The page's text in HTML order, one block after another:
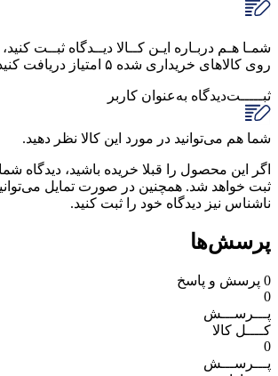
شمـا هـم دربـاره ایـن کــالا دیــدگاه ثبــت کنید،
روی کالاهای خریداری شده ۵ امتیاز دریافت کنید.
ثبـــــت‌دیدگاه به‌عنوان کاربر
شما هم می‌توانید در مورد این کالا نظر دهید.
اگر این محصول را قبلا خریده باشید، دیدگاه
ثبت خواهد شد. همچنین در صورت تمایل
ناشناس نیز دیدگاه خود را ثبت کنید.
پرسش‌ها
0 پرسش و پاسخ
0
پـــرســـش
کــــل کالا
0
پـــرســـش